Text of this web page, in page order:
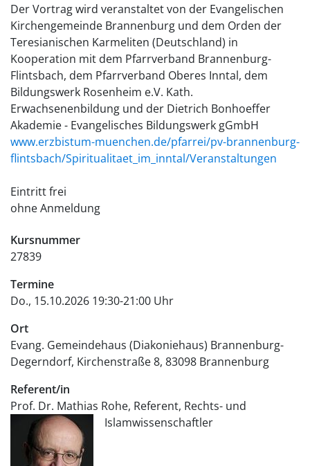
Der Vortrag wird veranstaltet von der Evangelischen
Kirchengemeinde Brannenburg und dem Orden der
Teresianischen Karmeliten (Deutschland) in
Kooperation mit dem Pfarrverband Brannenburg-
Flintsbach, dem Pfarrverband Oberes Inntal, dem
Bildungswerk Rosenheim e.V. Kath.
Erwachsenenbildung und der Dietrich Bonhoeffer
Akademie - Evangelisches Bildungswerk gGmbH
www.erzbistum-muenchen.de/pfarrei/pv-brannenburg-
flintsbach/Spiritualitaet_im_inntal/Veranstaltungen
Eintritt frei
ohne Anmeldung
Kursnummer
27839
Termine
Do., 15.10.2026 19:30-21:00 Uhr
Ort
Evang. Gemeindehaus (Diakoniehaus) Brannenburg-
Degerndorf Kirchenstraße 8 83098 Brannenburg
Referent/in
Prof. Dr. Mathias Rohe, Referent, Rechts- und
Islamwissenschaftler